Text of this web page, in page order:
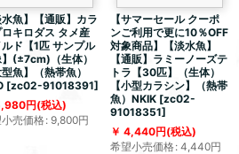
水魚】【通販】カラ
ロキロダス タメ産
ルド【1匹 サンプル
(±7cm)（生体）
型魚】（熱帯魚）
[zc02-91018391]
円(税込)
売価格: 9,800円
【サマーセール クーポ
ンご利用で更に10％OFF
対象商品】【淡水魚】
【通販】ラミーノーズテ
トラ【30匹】（生体）
【小型カラシン】（熱帯
魚）NKIK [zc02-
91018351]
4,440円(税込)
希望小売価格: 4,440円